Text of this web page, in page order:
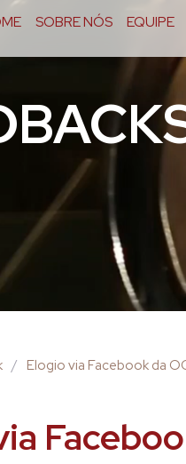
SOBRE NÓS EQUIPE
/ Elogio via Facebook da